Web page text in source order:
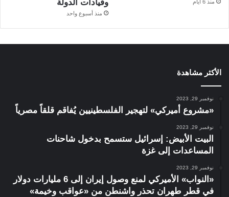
منذ 6 أيام
وقيادات الدولة
منذ أسبوع واحد
الأكثر مشاهدة
نوفمبر 29, 2023
«مشروع أميركي» لتهجير الفلسطينيين يُفاقم قلقاً مصرياً
نوفمبر 29, 2023
البيت الأبيض: إسرائيل ستسمح بدخول شاحنات
المساعدات إلى غزة
نوفمبر 29, 2023
«النواب» الأميركي لمنع وصول إيران إلى 6 مليارات دولار
في قطر طهران تحذر واشنطن من «عواقب وخيمة»